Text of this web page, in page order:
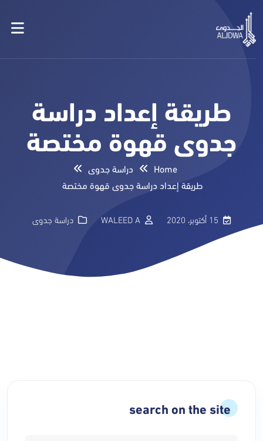
طريقة إعداد دراسة
جدوى قهوة مختصة
Home
دراسة جدوى
طريقة إعداد دراسة جدوى قهوة مختصة
15 أكتوبر، 2020 WALEED A دراسة جدوى
search on the site